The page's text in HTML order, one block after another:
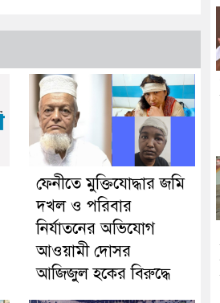
ফেনীতে মুক্তিযোদ্ধার জমি
দখল ও পরিবার
নির্যাতনের অভিযোগ
আওয়ামী দোসর
আজিজুল হকের বিরুদ্ধে